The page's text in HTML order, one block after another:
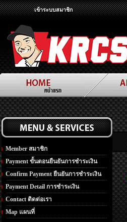
เข้าระบบสมาชิก
Member สมาชิก
Payment ขั้นตอนยืนยันการชำระเงิน
Confirm Payment ยืนยันการชำระเงิน
Payment Detail การชำระเงิน
Contact ติดต่อเรา
Map แผนที่